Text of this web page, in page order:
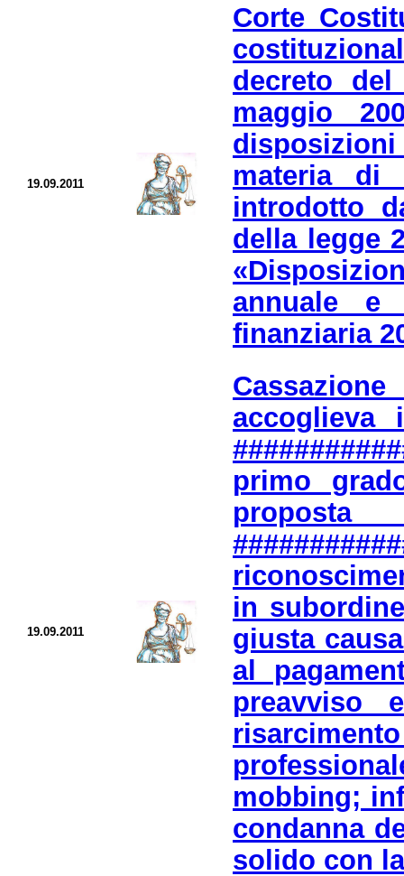
19.09.2011
Corte
decreto
maggio
materia di
introdotto
della legge
annuale e
finanziaria
19.09.2011
primo
in
giusta
al
preavviso
mobbing;
condanna
solido con la